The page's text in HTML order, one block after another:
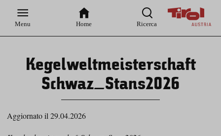
Hauptnavigation
Inhaltsbereich
Menu Home Ricerca
Kegelweltmeisterschaft
Schwaz_Stans2026
Aggiornato il 29.04.2026